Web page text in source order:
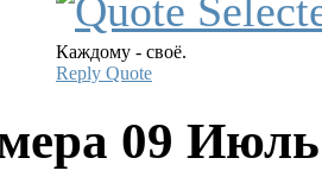
Каждому - своё.
Reply Quote
09